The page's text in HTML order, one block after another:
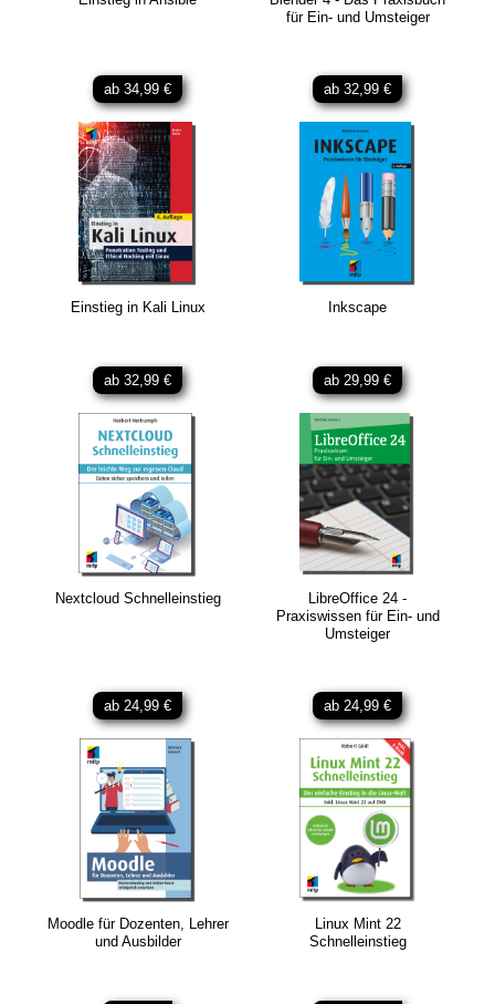
ab 34,99 €
für Ein- und Umsteiger
ab 32,99 €
Einstieg in Kali Linux
ab 32,99 €
Inkscape
ab 29,99 €
Nextcloud Schnelleinstieg
ab 24,99 €
LibreOffice 24 -
Praxiswissen für Ein- und
Umsteiger
ab 24,99 €
Moodle für Dozenten, Lehrer
und Ausbilder
Linux Mint 22
Schnelleinstieg